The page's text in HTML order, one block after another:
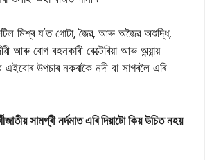
মিশ্ৰ য’ত গোটা, জৈৱ, আৰু অজৈৱ অশুদ্ধি,
আৰু ৰোগ বহনকাৰী বেক্টেৰিয়া আৰু অন্য়ান্য়
উপচাৰ নকৰাকৈ নদী বা সাগৰলৈ এৰি
সামগ্ৰী নৰ্দমাত এৰি দিয়াটো কিয় উচিত নহয়